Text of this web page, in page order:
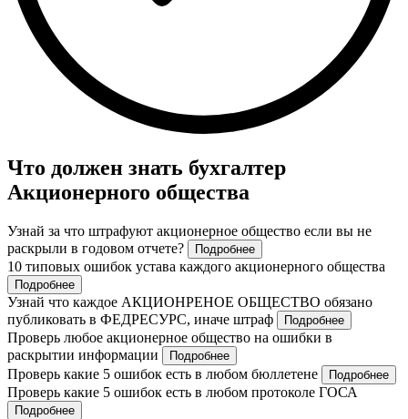
Что должен знать бухгалтер
Акционерного общества
Узнай за что штрафуют акционерное общество если вы не
раскрыли в годовом отчете?
Подробнее
10 типовых ошибок устава каждого акционерного общества
Подробнее
Узнай что каждое АКЦИОНРЕНОЕ ОБЩЕСТВО обязано
публиковать в ФЕДРЕСУРС, иначе штраф
Подробнее
Проверь любое акционерное общество на ошибки в
раскрытии информации
Подробнее
Проверь какие 5 ошибок есть в любом бюллетене Подробнее
Проверь какие 5 ошибок есть в любом протоколе ГОСА
Подробнее